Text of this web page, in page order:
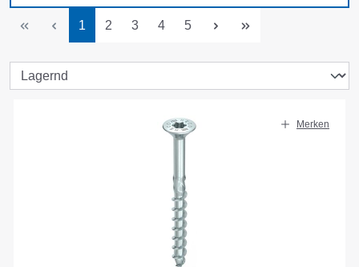
Seite
1 Seite
2 Seite
3 Seite
4 Seite
5
Merken